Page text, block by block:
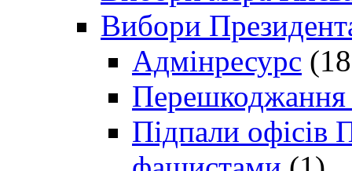
Вибори
Адмінресурс
Перешкоджання
Підпали офісів